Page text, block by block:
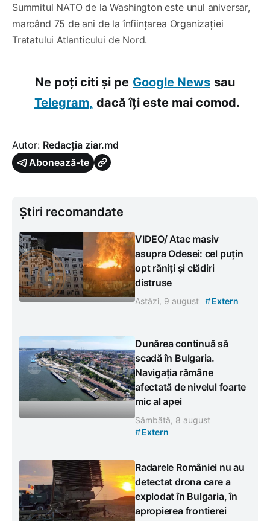
Summitul NATO de la Washington este unul aniversar,
marcând 75 de ani de la înființarea Organizației
Tratatului Atlanticului de Nord.
Ne poți citi și pe Google News sau
Telegram, dacă îți este mai comod.
Autor: Redacția ziar.md
Abonează-te
Știri recomandate
VIDEO/ Atac masiv
asupra Odesei: cel puțin
opt răniți și clădiri
distruse
Astăzi, 9 august #Extern
Dunărea continuă să
scadă în Bulgaria.
Navigația rămâne
afectată de nivelul foarte
mic al apei
Sâmbătă, 8 august
#Extern
Radarele României nu au
detectat drona care a
explodat în Bulgaria, în
apropierea frontierei